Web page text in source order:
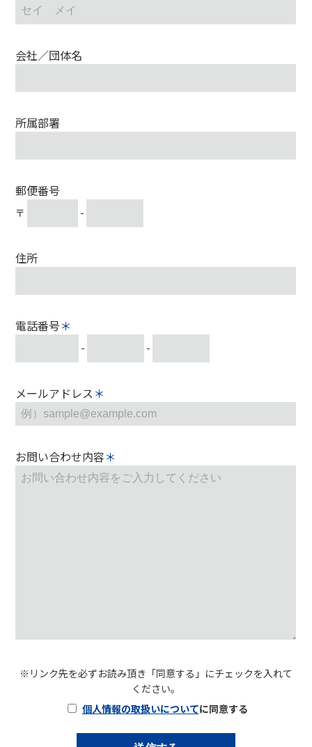
会社／団体名
所属部署
郵便番号
〒 -
住所
電話番号
- -
メールアドレス
お問い合わせ内容
※リンク先を必ずお読み頂き「同意する」にチェックを入れて
ください。
個人情報の取扱いについてに同意する